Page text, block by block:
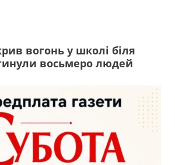
вогонь у школі біля
восьмеро людей